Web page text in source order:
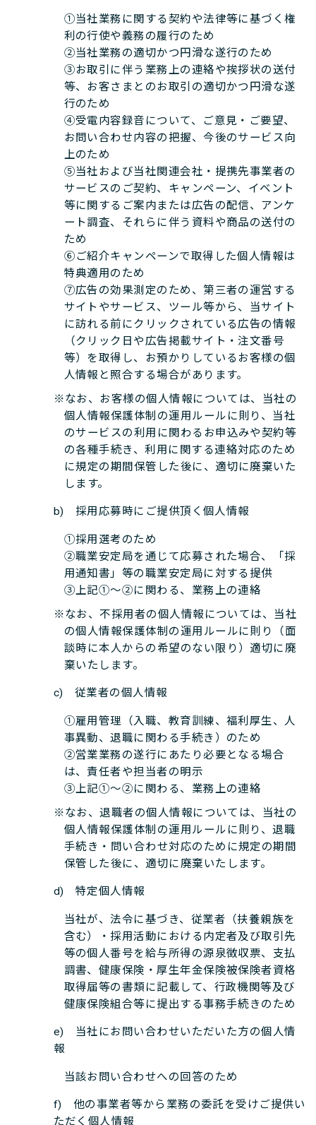
①当社業務に関する契約や法律等に基づく権
利の行使や義務の履行のため
②当社業務の適切かつ円滑な遂行のため
③お取引に伴う業務上の連絡や挨拶状の送付
等、お客さまとのお取引の適切かつ円滑な遂
行のため
④受電内容録音について、ご意見・ご要望、
お問い合わせ内容の把握、今後のサービス向
上のため
⑤当社および当社関連会社・提携先事業者の
サービスのご契約、キャンペーン、イベント
等に関するご案内または広告の配信、アンケ
ート調査、それらに伴う資料や商品の送付の
ため
⑥ご紹介キャンペーンで取得した個人情報は
特典適用のため
⑦広告の効果測定のため、第三者の運営する
サイトやサービス、ツール等から、当サイト
に訪れる前にクリックされている広告の情報
（クリック日や広告掲載サイト・注文番号
等）を取得し、お預かりしているお客様の個
人情報と照合する場合があります。
※なお、お客様の個人情報については、当社の
個人情報保護体制の運用ルールに則り、当社
のサービスの利用に関わるお申込みや契約等
の各種手続き、利用に関する連絡対応のため
に規定の期間保管した後に、適切に廃棄いた
します。
b) 採用応募時にご提供頂く個人情報
①採用選考のため
②職業安定局を通じて応募された場合、「採
用通知書」等の職業安定局に対する提供
③上記①～②に関わる、業務上の連絡
※なお、不採用者の個人情報については、当社
の個人情報保護体制の運用ルールに則り（面
談時に本人からの希望のない限り）適切に廃
棄いたします。
c) 従業者の個人情報
①雇用管理（入職、教育訓練、福利厚生、人
事異動、退職に関わる手続き）のため
②営業業務の遂行にあたり必要となる場合
は、責任者や担当者の明示
③上記①～②に関わる、業務上の連絡
※なお、退職者の個人情報については、当社の
個人情報保護体制の運用ルールに則り、退職
手続き・問い合わせ対応のために規定の期間
保管した後に、適切に廃棄いたします。
d) 特定個人情報
当社が、法令に基づき、従業者（扶養親族を
含む）・採用活動における内定者及び取引先
等の個人番号を給与所得の源泉徴収票、支払
調書、健康保険・厚生年金保険被保険者資格
取得届等の書類に記載して、行政機関等及び
健康保険組合等に提出する事務手続きのため
e) 当社にお問い合わせいただいた方の個人情
報
当該お問い合わせへの回答のため
f) 他の事業者等から業務の委託を受けご提供い
ただく個人情報